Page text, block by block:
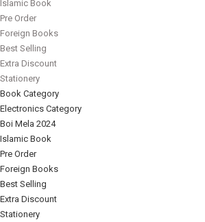
Islamic Book
Pre Order
Foreign Books
Best Selling
Extra Discount
Stationery
Book Category
Electronics Category
Boi Mela 2024
Islamic Book
Pre Order
Foreign Books
Best Selling
Extra Discount
Stationery